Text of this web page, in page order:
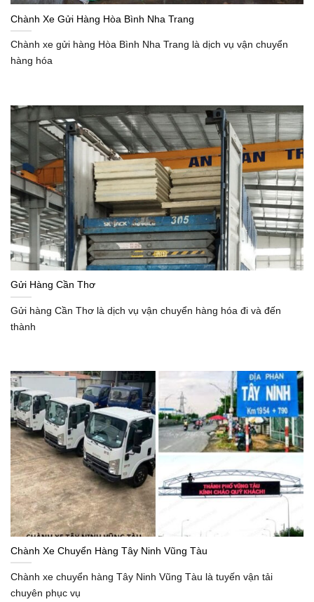
Chành Xe Gửi Hàng Hòa Bình Nha Trang
Chành xe gửi hàng Hòa Bình Nha Trang là dịch vụ vận chuyển
hàng hóa
Gửi Hàng Cần Thơ
Gửi hàng Cần Thơ là dịch vụ vận chuyển hàng hóa đi và đến
thành
Chành Xe Chuyển Hàng Tây Ninh Vũng Tàu
Chành xe chuyển hàng Tây Ninh Vũng Tàu là tuyến vận tải
chuyên phục vụ